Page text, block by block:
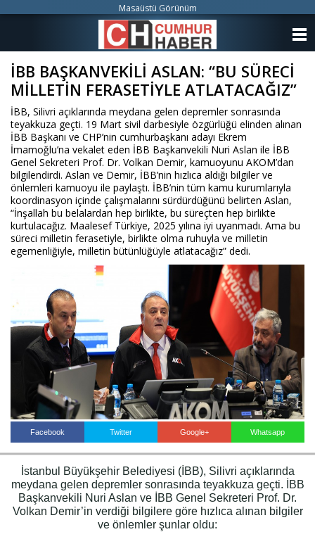
İBB BAŞKANVEKİLİ ASLAN: “BU SÜRECİ
MİLLETİN FERASETİYLE ATLATACAĞIZ”
İBB, Silivri açıklarında meydana gelen depremler sonrasında
teyakkuza geçti. 19 Mart sivil darbesiyle özgürlüğü elinden alınan
İBB Başkanı ve CHP’nin cumhurbaşkanı adayı Ekrem
İmamoğlu’na vekalet eden İBB Başkanvekili Nuri Aslan ile İBB
Genel Sekreteri Prof. Dr. Volkan Demir, kamuoyunu AKOM’dan
bilgilendirdi. Aslan ve Demir, İBB’nin hızlıca aldığı bilgiler ve
önlemleri kamuoyu ile paylaştı. İBB’nin tüm kamu kurumlarıyla
koordinasyon içinde çalışmalarını sürdürdüğünü belirten Aslan,
“İnşallah bu belalardan hep birlikte, bu süreçten hep birlikte
kurtulacağız. Maalesef Türkiye, 2025 yılına iyi uyanmadı. Ama bu
süreci milletin ferasetiyle, birlikte olma ruhuyla ve milletin
egemenliğiyle, milletin bütünlüğüyle atlatacağız” dedi.
Facebook Twitter Google+ Whatsapp
İstanbul Büyükşehir Belediyesi (İBB), Silivri açıklarında
meydana gelen depremler sonrasında teyakkuza geçti. İBB
Başkanvekili Nuri Aslan ve İBB Genel Sekreteri Prof. Dr.
Volkan Demir’in verdiği bilgilere göre hızlıca alınan bilgiler
ve önlemler şunlar oldu:
Masaüstü Görünüm
KATEGORİLER
ANKETLER
FOTO GALERİ
VİDEO GALERİ
KÜNYE
İLETİŞİM
Haberin Doğru Adresi.